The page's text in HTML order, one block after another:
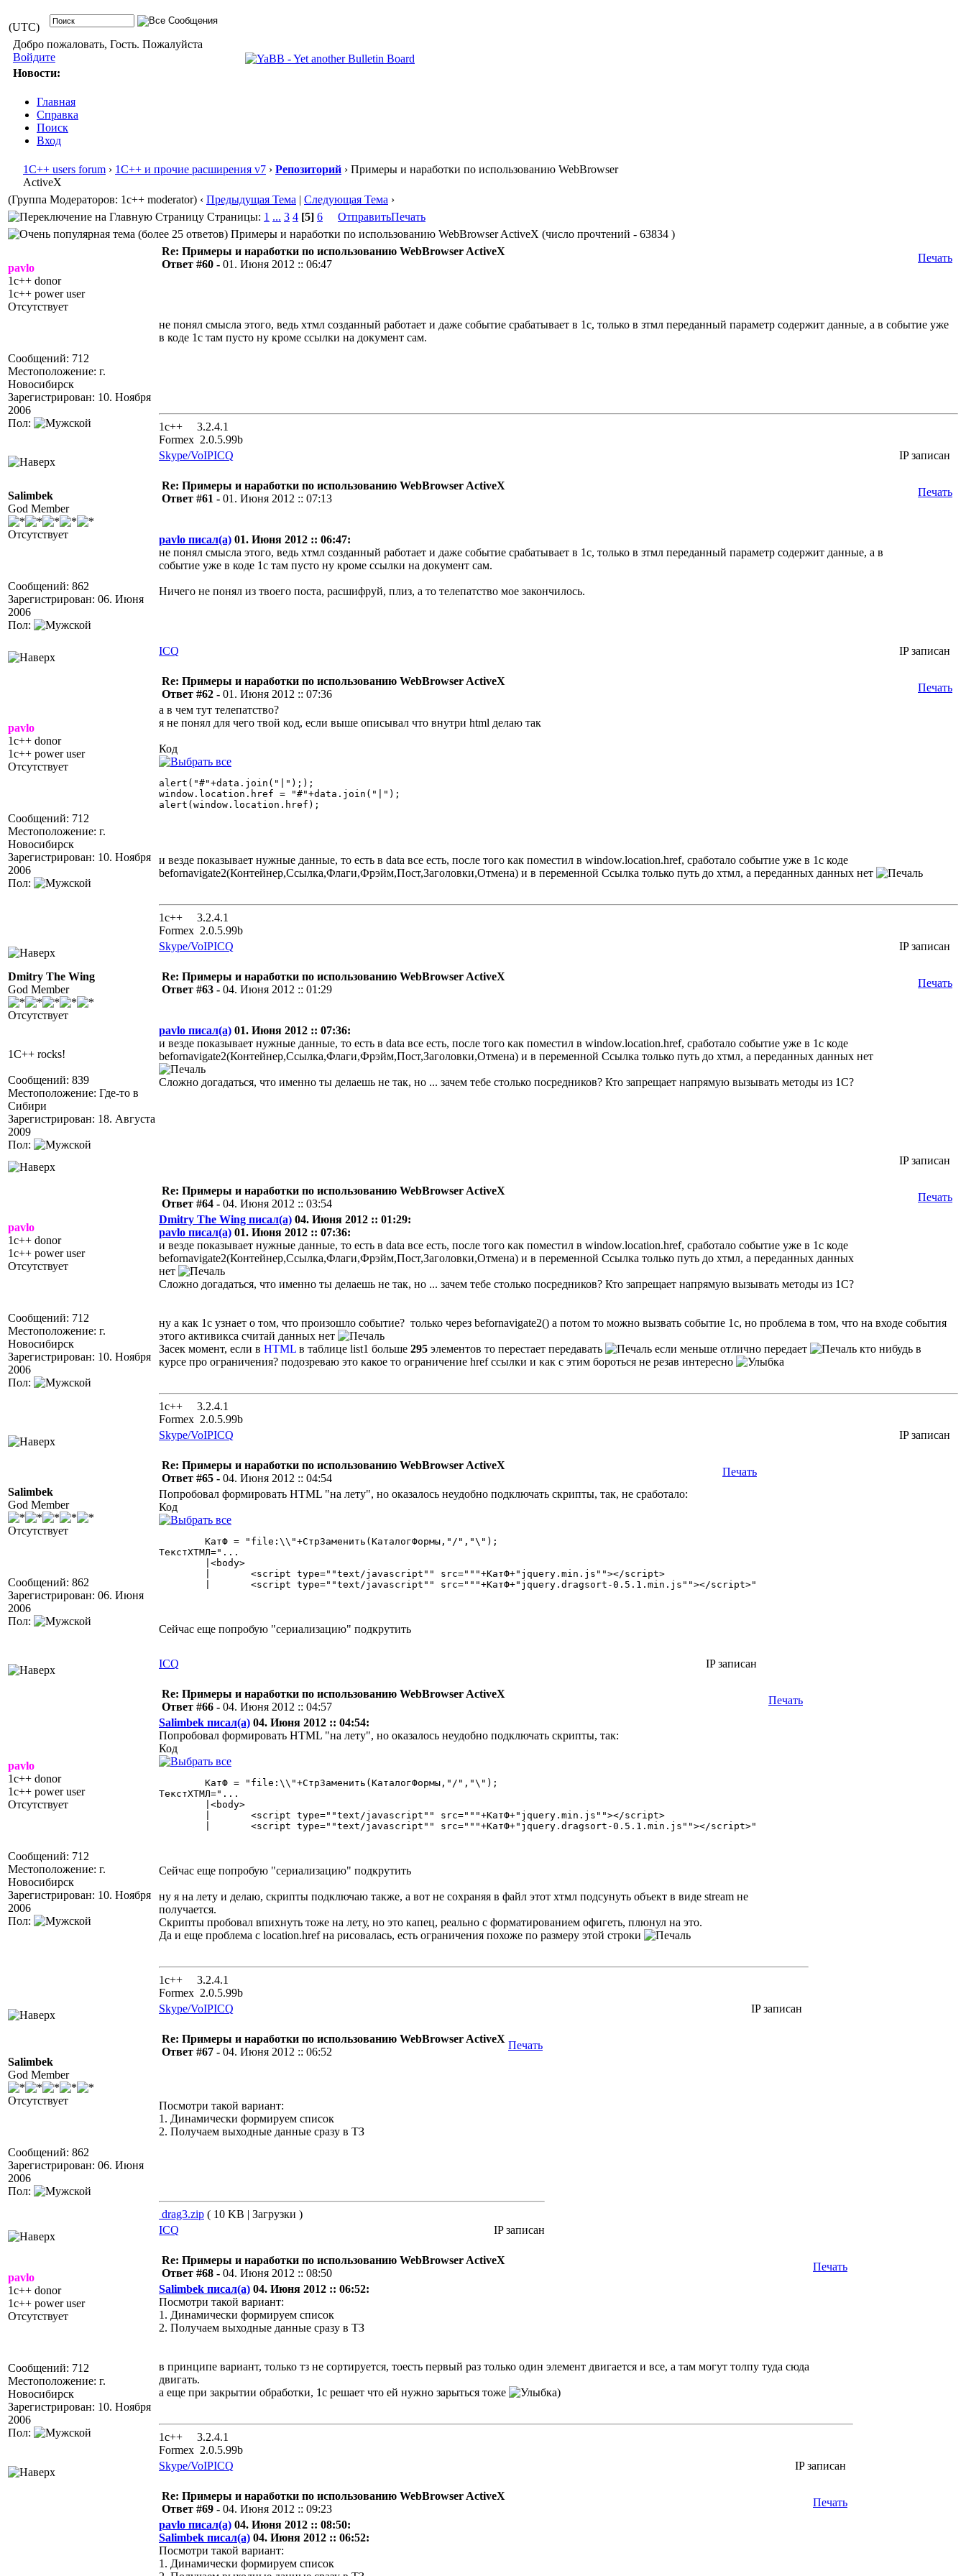
(UTC)
Добро пожаловать, Гость. Пожалуйста
Войдите
Новости:
Главная
Справка
Поиск
Вход
1С++ users forum › 1С++ и прочие расширения v7 › Репозиторий › Примеры и наработки по использованию WebBrowser
ActiveX
(Группа Модераторов: 1c++ moderator) ‹ Предыдущая Тема | Следующая Тема ›
Страницы: 1 ... 3 4 [5] 6 ОтправитьПечать
Примеры и наработки по использованию WebBrowser ActiveX (число прочтений - 63834 )
pavlo
1c++ donor
1c++ power user
Отсутствует
Сообщений: 712
Местоположение: г.
Новосибирск
Зарегистрирован: 10. Ноября
2006
Пол:
Re: Примеры и наработки по использованию WebBrowser ActiveX
Ответ #60 - 01. Июня 2012 :: 06:47
Печать
не понял смысла этого, ведь хтмл созданный работает и даже событие срабатывает в 1с, только в зтмл переданный параметр содержит данные, а в событие уже
в коде 1с там пусто ну кроме ссылки на документ сам.
1с++ 3.2.4.1
Formex 2.0.5.99b
Skype/VoIPICQ IP записан
Salimbek
God Member
Отсутствует
Сообщений: 862
Зарегистрирован: 06. Июня
2006
Пол:
Re: Примеры и наработки по использованию WebBrowser ActiveX
Ответ #61 - 01. Июня 2012 :: 07:13
Печать
pavlo писал(а) 01. Июня 2012 :: 06:47:
не понял смысла этого, ведь хтмл созданный работает и даже событие срабатывает в 1с, только в зтмл переданный параметр содержит данные, а в
событие уже в коде 1с там пусто ну кроме ссылки на документ сам.
Ничего не понял из твоего поста, расшифруй, плиз, а то телепатство мое закончилось.
ICQ IP записан
pavlo
1c++ donor
1c++ power user
Отсутствует
Сообщений: 712
Местоположение: г.
Новосибирск
Зарегистрирован: 10. Ноября
2006
Пол:
Re: Примеры и наработки по использованию WebBrowser ActiveX
Ответ #62 - 01. Июня 2012 :: 07:36
Печать
а в чем тут телепатство?
я не понял для чего твой код, если выше описывал что внутри html делаю так
Код
alert("#"+data.join("|"););
window.location.href = "#"+data.join("|");
alert(window.location.href);
и везде показывает нужные данные, то есть в data все есть, после того как поместил в window.location.href, сработало событие уже в 1с коде
befornavigate2(Контейнер,Ссылка,Флаги,Фрэйм,Пост,Заголовки,Отмена) и в переменной Ссылка только путь до хтмл, а переданных данных нет
1с++ 3.2.4.1
Formex 2.0.5.99b
Skype/VoIPICQ IP записан
Dmitry The Wing
God Member
Отсутствует
1C++ rocks!
Сообщений: 839
Местоположение: Где-то в
Сибири
Зарегистрирован: 18. Августа
2009
Пол:
Re: Примеры и наработки по использованию WebBrowser ActiveX
Ответ #63 - 04. Июня 2012 :: 01:29
Печать
pavlo писал(а) 01. Июня 2012 :: 07:36:
и везде показывает нужные данные, то есть в data все есть, после того как поместил в window.location.href, сработало событие уже в 1с коде
befornavigate2(Контейнер,Ссылка,Флаги,Фрэйм,Пост,Заголовки,Отмена) и в переменной Ссылка только путь до хтмл, а переданных данных нет
Сложно догадаться, что именно ты делаешь не так, но ... зачем тебе столько посредников? Кто запрещает напрямую вызывать методы из 1С?
IP записан
pavlo
1c++ donor
1c++ power user
Отсутствует
Сообщений: 712
Местоположение: г.
Новосибирск
Зарегистрирован: 10. Ноября
2006
Пол:
Re: Примеры и наработки по использованию WebBrowser ActiveX
Ответ #64 - 04. Июня 2012 :: 03:54
Печать
Dmitry The Wing писал(а) 04. Июня 2012 :: 01:29:
pavlo писал(а) 01. Июня 2012 :: 07:36:
и везде показывает нужные данные, то есть в data все есть, после того как поместил в window.location.href, сработало событие уже в 1с коде
befornavigate2(Контейнер,Ссылка,Флаги,Фрэйм,Пост,Заголовки,Отмена) и в переменной Ссылка только путь до хтмл, а переданных данных
нет
Сложно догадаться, что именно ты делаешь не так, но ... зачем тебе столько посредников? Кто запрещает напрямую вызывать методы из 1С?
ну а как 1с узнает о том, что произошло событие? только через befornavigate2() а потом то можно вызвать событие 1с, но проблема в том, что на входе события
этого активикса считай данных нет
Засек момент, если в HTML в таблице list1 больше 295 элементов то перестает передавать если меньше отлично передает
кто нибудь в
курсе про ограничения? подозреваю это какое то ограничение href ссылки и как с этим бороться не резав интересно
1с++ 3.2.4.1
Formex 2.0.5.99b
Skype/VoIPICQ IP записан
Salimbek
God Member
Отсутствует
Сообщений: 862
Зарегистрирован: 06. Июня
2006
Пол:
Re: Примеры и наработки по использованию WebBrowser ActiveX
Ответ #65 - 04. Июня 2012 :: 04:54
Печать
Попробовал формировать HTML "на лету", но оказалось неудобно подключать скрипты, так, не сработало:
Код
ТекстХТМЛ="...
Сейчас еще попробую "сериализацию" подкрутить
ICQ IP записан
pavlo
1c++ donor
1c++ power user
Отсутствует
Сообщений: 712
Местоположение: г.
Новосибирск
Зарегистрирован: 10. Ноября
2006
Пол:
Re: Примеры и наработки по использованию WebBrowser ActiveX
Ответ #66 - 04. Июня 2012 :: 04:57
Печать
Salimbek писал(а) 04. Июня 2012 :: 04:54:
Попробовал формировать HTML "на лету", но оказалось неудобно подключать скрипты, так:
Код
ТекстХТМЛ="...
Сейчас еще попробую "сериализацию" подкрутить
ну я на лету и делаю, скрипты подключаю также, а вот не сохраняя в файл этот хтмл подсунуть объект в виде stream не
получается.
Скрипты пробовал впихнуть тоже на лету, но это капец, реально с форматированием офигеть, плюнул на это.
Да и еще проблема с location.href на рисовалась, есть ограничения похоже по размеру этой строки
1с++ 3.2.4.1
Formex 2.0.5.99b
Skype/VoIPICQ IP записан
Salimbek
God Member
Отсутствует
Сообщений: 862
Зарегистрирован: 06. Июня
2006
Пол:
Re: Примеры и наработки по использованию WebBrowser ActiveX
Ответ #67 - 04. Июня 2012 :: 06:52
Печать
Посмотри такой вариант:
1. Динамически формируем список
2. Получаем выходные данные сразу в ТЗ
drag3.zip ( 10 KB | Загрузки )
ICQ
IP записан
pavlo
1c++ donor
1c++ power user
Отсутствует
Сообщений: 712
Местоположение: г.
Новосибирск
Зарегистрирован: 10. Ноября
2006
Пол:
Re: Примеры и наработки по использованию WebBrowser ActiveX
Ответ #68 - 04. Июня 2012 :: 08:50
Печать
Salimbek писал(а) 04. Июня 2012 :: 06:52:
Посмотри такой вариант:
1. Динамически формируем список
2. Получаем выходные данные сразу в ТЗ
в принципе вариант, только тз не сортируется, тоесть первый раз только один элемент двигается и все, а там могут толпу туда сюда
двигать.
а еще при закрытии обработки, 1с решает что ей нужно зарыться тоже
)
1с++ 3.2.4.1
Formex 2.0.5.99b
Skype/VoIPICQ IP записан
Re: Примеры и наработки по использованию WebBrowser ActiveX
Ответ #69 - 04. Июня 2012 :: 09:23
Печать
pavlo писал(а) 04. Июня 2012 :: 08:50:
Salimbek писал(а) 04. Июня 2012 :: 06:52:
Посмотри такой вариант:
1. Динамически формируем список